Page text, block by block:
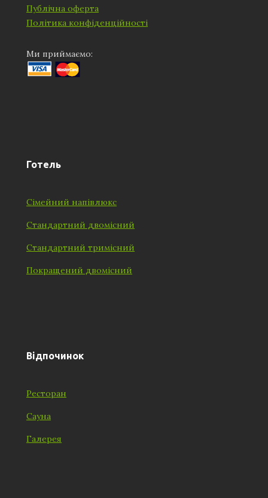
Публічна оферта
Політика конфіденційності
Ми приймаємо:
Готель
Сімейний напівлюкс
Стандартний двомісний
Стандартний тримісний
Покращений двомісний
Відпочинок
Ресторан
Сауна
Галерея